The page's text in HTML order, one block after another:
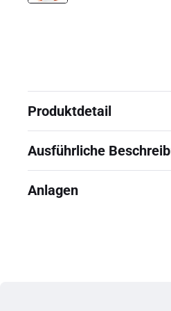
Produktdetail
Ausführliche
Anlagen